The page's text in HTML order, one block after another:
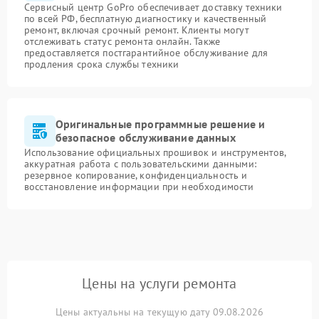
Сервисный центр GoPro обеспечивает доставку техники
по всей РФ, бесплатную диагностику и качественный
ремонт, включая срочный ремонт. Клиенты могут
отслеживать статус ремонта онлайн. Также
предоставляется постгарантийное обслуживание для
продления срока службы техники
Оригинальные программные решение и
безопасное обслуживание данных
Использование официальных прошивок и инструментов,
аккуратная работа с пользовательскими данными:
резервное копирование, конфиденциальность и
восстановление информации при необходимости
Цены на услуги ремонта
Цены актуальны на текущую дату 09.08.2026